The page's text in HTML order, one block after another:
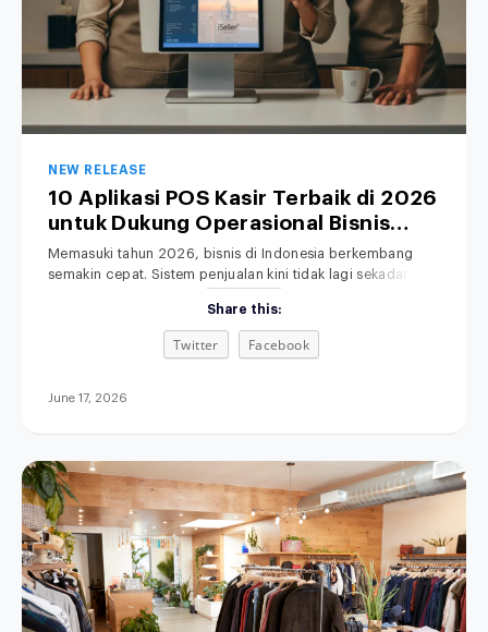
NEW RELEASE
10 Aplikasi POS Kasir Terbaik di 2026
untuk Dukung Operasional Bisnis
Anda
Memasuki tahun 2026, bisnis di Indonesia berkembang
semakin cepat. Sistem penjualan kini tidak lagi sekadar
POS terbaik untuk bisnis retail, F&B, fashion, maupun jasa
menjadi langkah penting untuk meningkatkan efisiensi
operasional. Di saat yang sama, sistem penjualan
bisnis terintegrasi. Aplikasi kasir modern
Share this:
Twitter Facebook
June 17, 2026